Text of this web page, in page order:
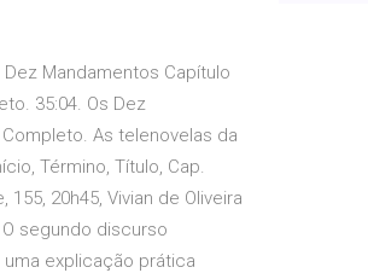
Dez Mandamentos Capítulo
35:04. Os Dez
Completo. As telenovelas da
Término, Título, Cap.
20h45, Vivian de Oliveira
segundo discurso
explicação prática